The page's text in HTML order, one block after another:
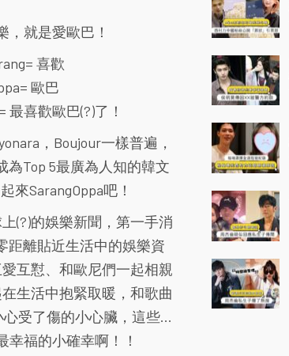
，就是愛歐巴！
喜歡
歐巴
最喜歡歐巴(?)了！
，Boujour一樣普遍，
為Top 5最廣為人知的韓文
來SarangOppa吧！
(?)的娛樂新聞，第一手消
距離貼近生活中的娛樂資
互懟、和歐尼們一起相親
生活中抱緊取暖，和歌曲
受了傷的小心臟，這些...
幸福的小確幸啊！！